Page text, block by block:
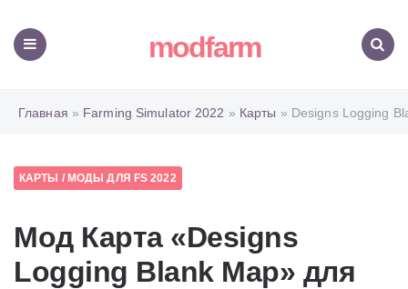
modfarm
Главная » Farming Simulator 2022 » Карты » Designs Logging
КАРТЫ / МОДЫ ДЛЯ FS 2022
Мод Карта «Designs
Logging Blank Map» для